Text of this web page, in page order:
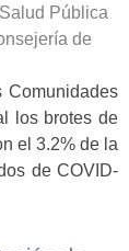
Pública
de
los brotes de
el 3.2% de la
de COVID-